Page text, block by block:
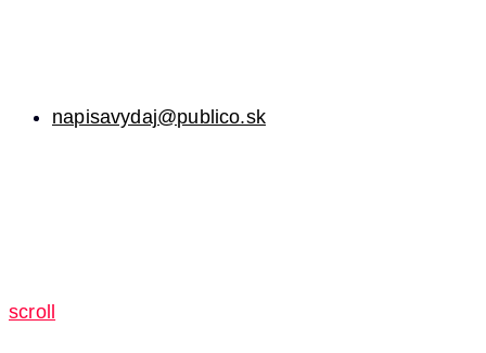
napisavydaj@publico.sk
scroll